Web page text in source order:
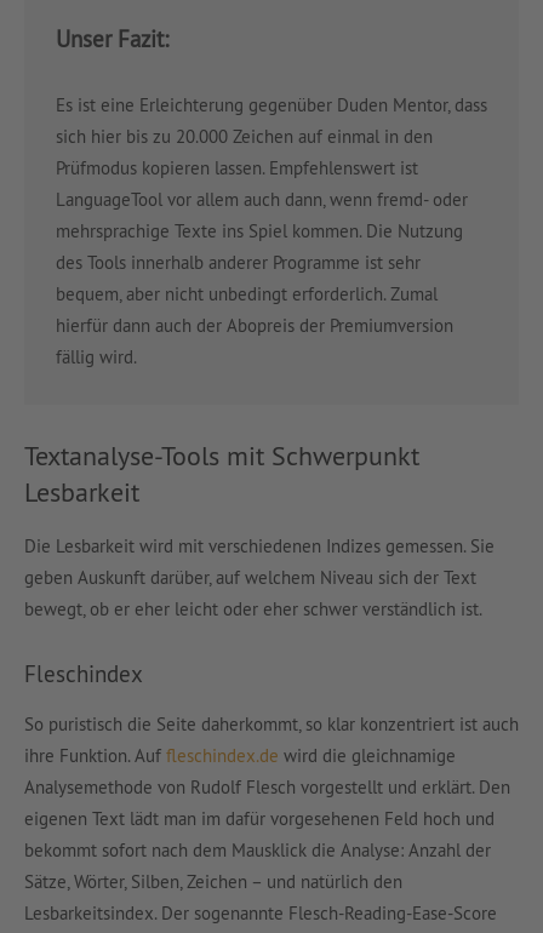
Unser Fazit:
Es ist eine Erleichterung gegenüber Duden Mentor, dass
sich hier bis zu 20.000 Zeichen auf einmal in den
Prüfmodus kopieren lassen. Empfehlenswert ist
LanguageTool vor allem auch dann, wenn fremd- oder
mehrsprachige Texte ins Spiel kommen. Die Nutzung
des Tools innerhalb anderer Programme ist sehr
bequem, aber nicht unbedingt erforderlich. Zumal
hierfür dann auch der Abopreis der Premiumversion
fällig wird.
Textanalyse-Tools mit Schwerpunkt
Lesbarkeit
Die Lesbarkeit wird mit verschiedenen Indizes gemessen. Sie
geben Auskunft darüber, auf welchem Niveau sich der Text
bewegt, ob er eher leicht oder eher schwer verständlich ist.
Fleschindex
So puristisch die Seite daherkommt, so klar konzentriert ist auch
ihre Funktion. Auf fleschindex.de wird die gleichnamige
Analysemethode von Rudolf Flesch vorgestellt und erklärt. Den
eigenen Text lädt man im dafür vorgesehenen Feld hoch und
bekommt sofort nach dem Mausklick die Analyse: Anzahl der
Sätze, Wörter, Silben, Zeichen – und natürlich den
Lesbarkeitsindex. Der sogenannte Flesch-Reading-Ease-Score